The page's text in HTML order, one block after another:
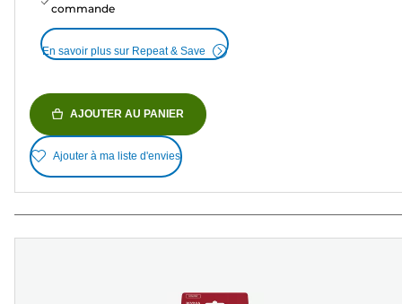
commande
En savoir plus sur Repeat & Save
AJOUTER AU PANIER
Ajouter à ma liste d'envies